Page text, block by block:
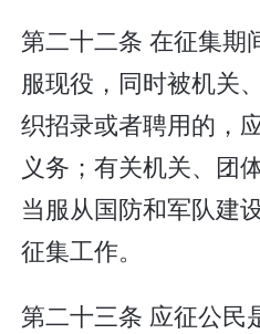
第二十二条 在征集期
服现役，同时被机关
织招录或者聘用的，
义务；有关机关、团
当服从国防和军队建
征集工作。
第二十三条 应征公民